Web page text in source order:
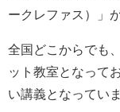
ークレファス）
」
全国どこからでも
ット教室となって
い講義となっていま